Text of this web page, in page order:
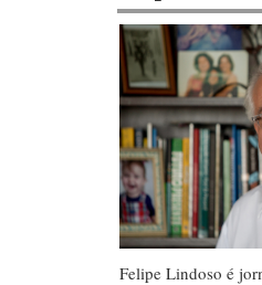
Felipe Lindoso é